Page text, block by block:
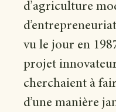
d’agriculture
vu le jour en
projet
cherchaient à
d’une manière